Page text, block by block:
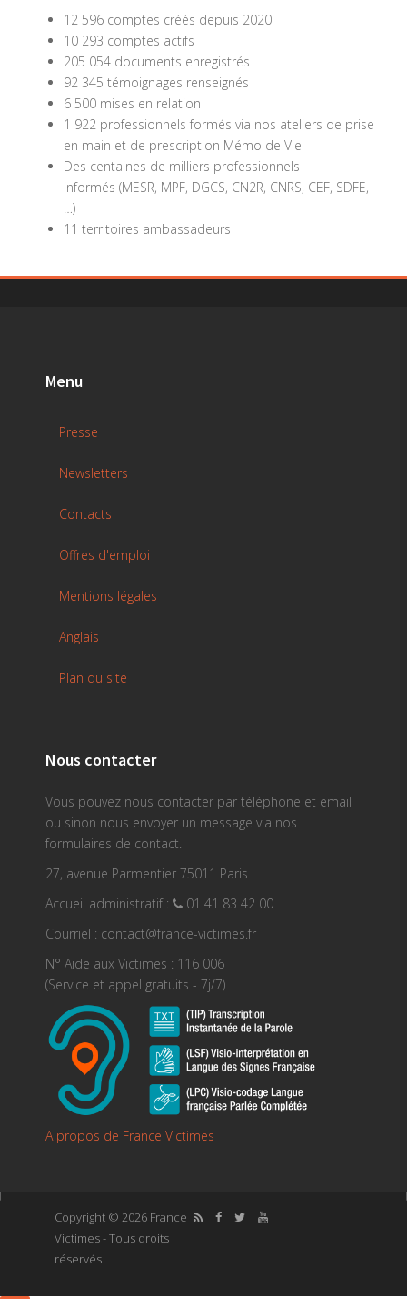
12 596 comptes créés depuis 2020
10 293 comptes actifs
205 054 documents enregistrés
92 345 témoignages renseignés
6 500 mises en relation
1 922 professionnels formés via nos ateliers de prise
en main et de prescription Mémo de Vie
Des centaines de milliers professionnels
informés (MESR, MPF, DGCS, CN2R, CNRS, CEF, SDFE,
…)
11 territoires ambassadeurs
Menu
Presse
Newsletters
Contacts
Offres d'emploi
Mentions légales
Anglais
Plan du site
Nous contacter
Vous pouvez nous contacter par téléphone et email
ou sinon nous envoyer un message via nos
formulaires de contact.
27, avenue Parmentier 75011 Paris
Accueil administratif :
01 41 83 42 00
Courriel : contact@france-victimes.fr
N° Aide aux Victimes : 116 006
(Service et appel gratuits - 7j/7)
A propos de France Victimes
Copyright © 2026 France
Victimes - Tous droits
réservés